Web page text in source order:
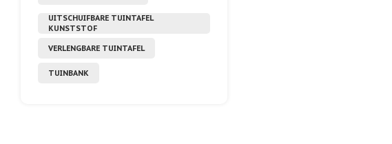
UITSCHUIFBARE TUINTAFEL
KUNSTSTOF
VERLENGBARE TUINTAFEL
TUINBANK